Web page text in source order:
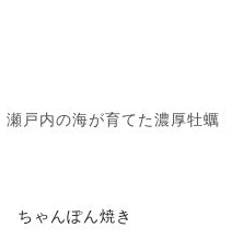
瀬戸内の海が育てた濃厚牡蠣
ちゃんぽん焼き